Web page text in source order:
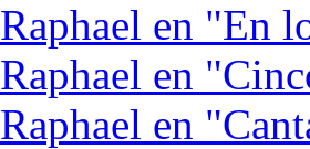
Raphael en "En
Raphael en
Raphael en